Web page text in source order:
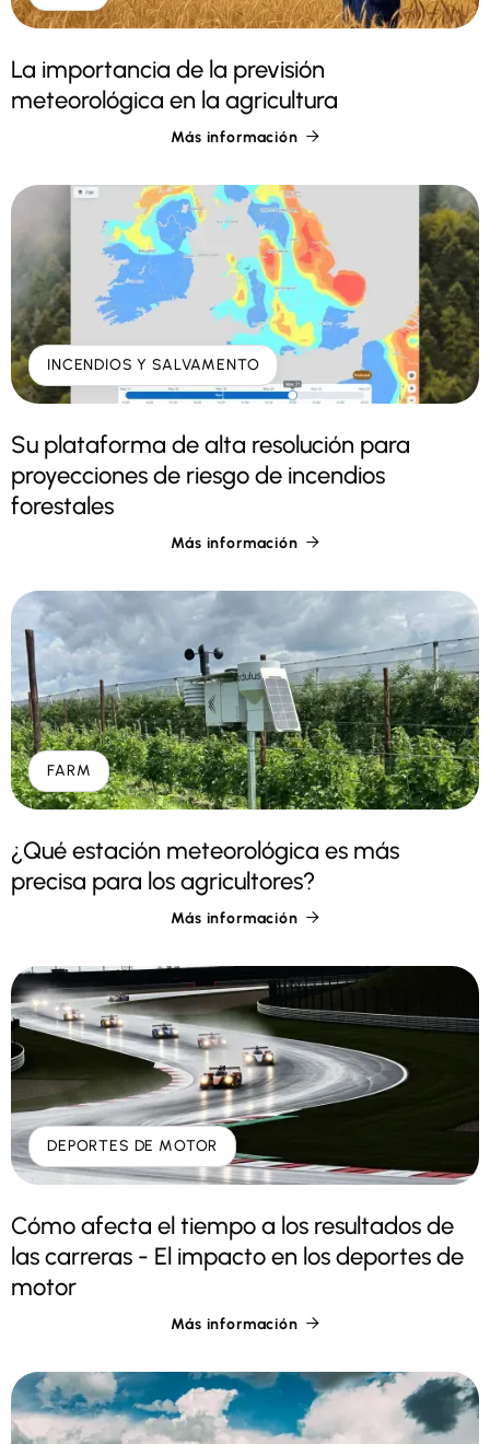
La importancia de la previsión
meteorológica en la agricultura
Más información 
INCENDIOS Y SALVAMENTO
Su plataforma de alta resolución para
proyecciones de riesgo de incendios
forestales
Más información 
FARM
¿Qué estación meteorológica es más
precisa para los agricultores?
Más información 
DEPORTES DE MOTOR
Cómo afecta el tiempo a los resultados de
las carreras - El impacto en los deportes de
motor
Más información 